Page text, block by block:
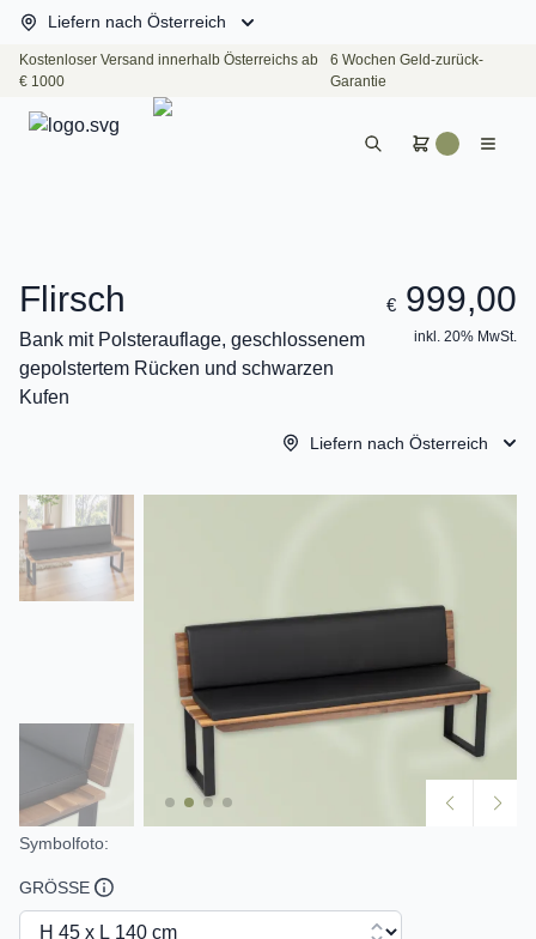
Liefern nach Österreich
Kostenloser Versand innerhalb Österreichs ab
€ 1000
6 Wochen Geld-zurück-
Garantie
Flirsch
Bank mit Polsterauflage, geschlossenem
gepolstertem Rücken und schwarzen
Kufen
€ 999,00
inkl. 20% MwSt.
Liefern nach Österreich
Symbolfoto:
GRÖSSE